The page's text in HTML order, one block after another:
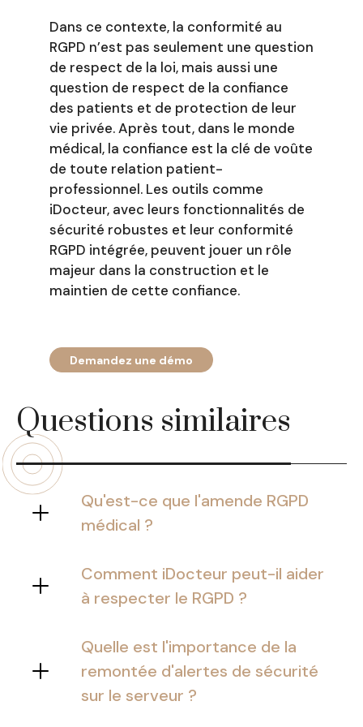
Dans ce contexte, la conformité au
RGPD n’est pas seulement une question
de respect de la loi, mais aussi une
question de respect de la confiance
des patients et de protection de leur
vie privée. Après tout, dans le monde
médical, la confiance est la clé de voûte
de toute relation patient-
professionnel. Les outils comme
iDocteur, avec leurs fonctionnalités de
sécurité robustes et leur conformité
RGPD intégrée, peuvent jouer un rôle
majeur dans la construction et le
maintien de cette confiance.
Demandez une démo
Questions similaires
Qu'est-ce que l'amende RGPD
médical ?
pouvant aller jusqu’à 1,5 million
d’euros imposée aux établissements
de santé en cas de violation du
des Données.
Comment iDocteur peut-il aider
à respecter le RGPD ?
main pour la gestion sécurisée des
données des patients, contribuant
ainsi à respecter les exigences du
RGPD.
Quelle est l'importance de la
remontée d'alertes de sécurité
sur le serveur ?